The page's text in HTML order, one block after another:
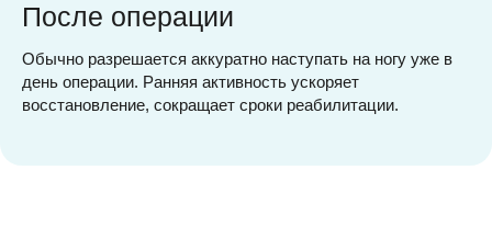
После операции
Обычно разрешается аккуратно наступать на ногу уже в
день операции. Ранняя активность ускоряет
восстановление, сокращает сроки реабилитации.